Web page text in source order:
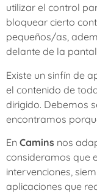
utilizar el control
bloquear cierto
pequeños/as,
delante de la
Existe un sinfín de
el contenido de
dirigido. Debemos
encontramos
En Camins nos
consideramos que
intervenciones,
aplicaciones que